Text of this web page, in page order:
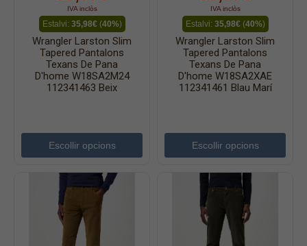
IVA inclòs
Estalvi: 35,98€(40%)
Wrangler Larston Slim
Tapered Pantalons
Texans De Pana
D'home W18SA2M24
112341463 Beix
Escollir opcions
IVA inclòs
Estalvi: 35,98€(40%)
Wrangler Larston Slim
Tapered Pantalons
Texans De Pana
D'home W18SA2XAE
112341461 Blau Marí
Escollir opcions